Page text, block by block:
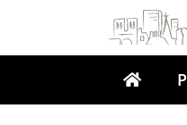
Panneau de gestion des